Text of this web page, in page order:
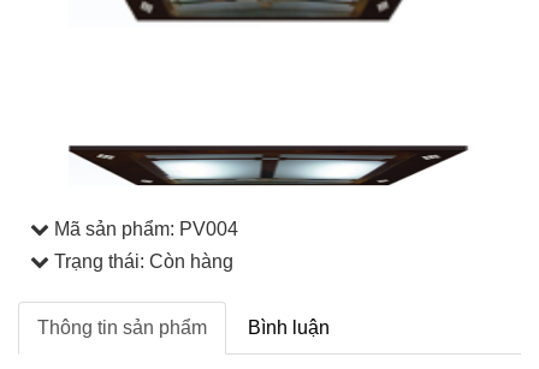
Mã sản phẩm: PV004
Trạng thái: Còn hàng
Thông tin sản phẩm Bình luận